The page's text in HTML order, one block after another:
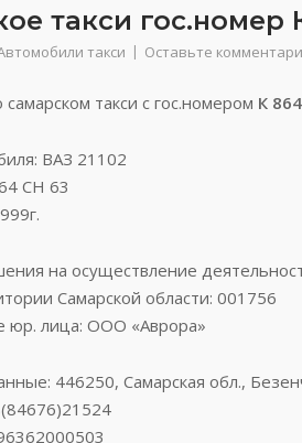
такси гос.номер
такси Оставьте
такси с гос.номером К
ВАЗ 21102
СН 63
на осуществление
Самарской области: 001756
юр. лица: ООО «Аврора»
446250, Самарская обл.,